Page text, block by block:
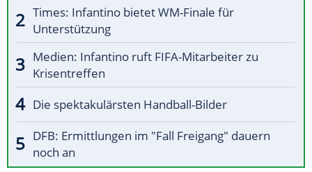
Times: Infantino bietet WM-Finale für
Unterstützung
Medien: Infantino ruft FIFA-Mitarbeiter zu
Krisentreffen
Die spektakulärsten Handball-Bilder
DFB: Ermittlungen im "Fall Freigang" dauern
noch an